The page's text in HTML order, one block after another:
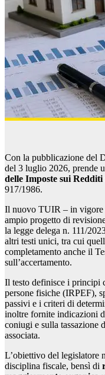
Con la pubblicazione del
del 3 luglio 2026, prende
delle Imposte sui
917/1986.
Il nuovo TUIR – in vigore
ampio progetto di
la legge delega n. 111/
altri testi unici, tra cui
completamento anche il
sull’accertamento.
Il testo definisce i principi
persone fisiche (IRPEF),
passivi e i criteri di
inoltre fornite indicazioni
coniugi e sulla tassazione
associata.
L’obiettivo del legislatore
disciplina fiscale, bensì di